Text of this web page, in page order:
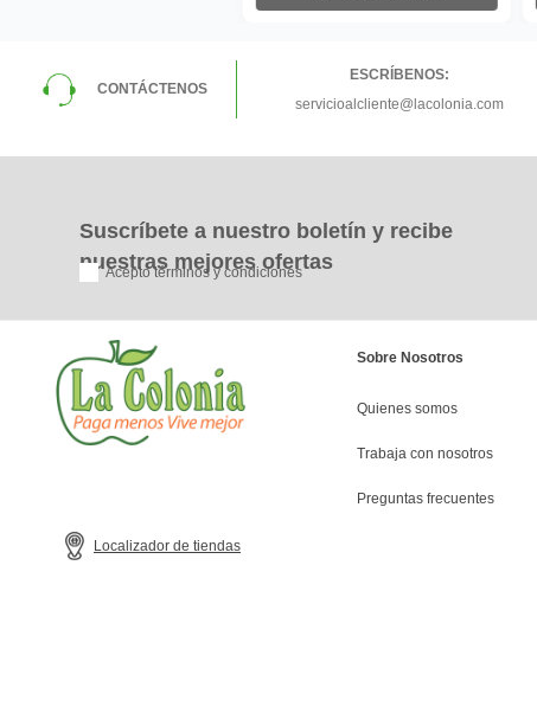
CONTÁCTENOS
ESCRÍBENOS:
servicioalcliente@lacolonia.com
Suscríbete a nuestro boletín y recibe
nuestras mejores ofertas
Acepto términos y condiciones
Localizador de tiendas
Sobre Nosotros
Quienes somos
Trabaja con nosotros
Preguntas frecuentes